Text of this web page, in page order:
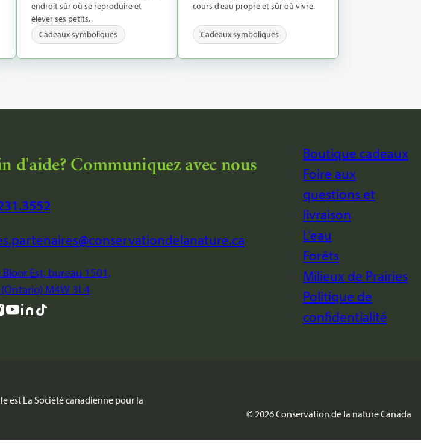
endroit sûr où se reproduire et
élever ses petits.
Cadeaux symboliques
cours d’eau propre et sûr où vivre.
Cadeaux symboliques
d'aide? Communiquez avec nous
Est, bureau 1501,
M4W 3L4
Boutique cadeaux
Foire aux
questions et
livraison
L’eau
Forêts
Milieux de Prairies
Politique de
confidentialité
est La Société canadienne pour la
© 2026 Conservation de la nature Canada